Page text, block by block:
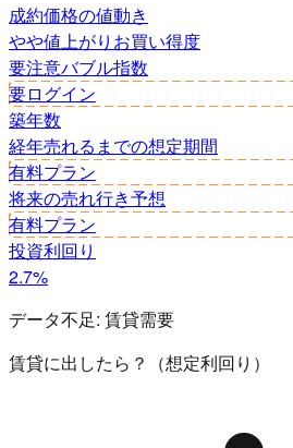
成約価格の値動き
やや値上がり お買い得度
要注意バブル指数
要ログイン
築年数
経年売れるまでの想定期間
有料プラン
将来の売れ行き予想
有料プラン
投資利回り
2.7%
データ不足: 賃貸需要
賃貸に出したら？（想定利回り）